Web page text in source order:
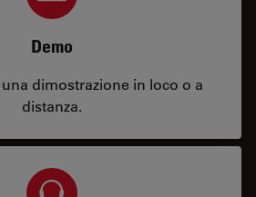
Demo
dimostrazione in loco o a
distanza.